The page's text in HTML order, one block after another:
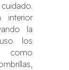
interior
la
los
como